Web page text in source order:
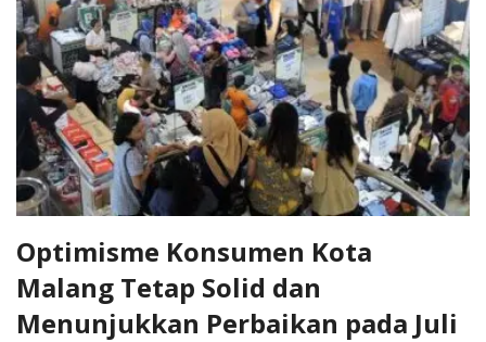
Optimisme Konsumen Kota
Malang Tetap Solid dan
Menunjukkan Perbaikan pada Juli